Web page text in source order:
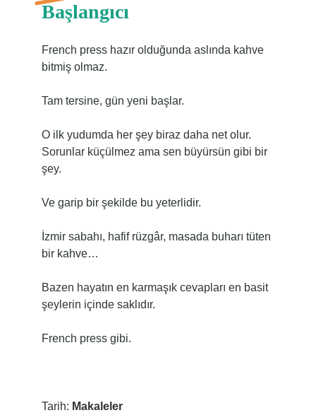
Başlangıcı
French press hazır olduğunda aslında kahve
bitmiş olmaz.
Tam tersine, gün yeni başlar.
O ilk yudumda her şey biraz daha net olur.
Sorunlar küçülmez ama sen büyürsün gibi bir
şey.
Ve garip bir şekilde bu yeterlidir.
İzmir sabahı, hafif rüzgâr, masada buharı tüten
bir kahve…
Bazen hayatın en karmaşık cevapları en basit
şeylerin içinde saklıdır.
French press gibi.
Tarih: Makaleler